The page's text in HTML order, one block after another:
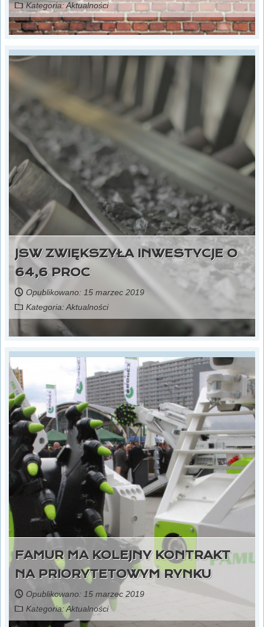
Kategoria:Aktualności
JSW ZWIĘKSZYŁA INWESTYCJE O
64,6 PROC
Opublikowano: 15 marzec 2019
Kategoria:Aktualności
FAMUR MA KOLEJNY KONTRAKT
NA PRIORYTETOWYM RYNKU
Opublikowano: 15 marzec 2019
Kategoria:Aktualności